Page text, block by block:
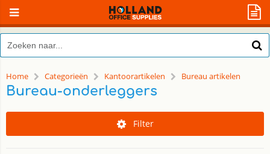
Home Categorieën Kantoorartikelen Bureau artikelen
Bureau-onderleggers
Filter